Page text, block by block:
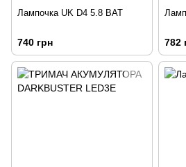
Лампочка UK D4 5.8 ВАТ
740 грн 782